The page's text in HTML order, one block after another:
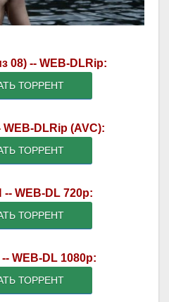
08) -- WEB-DLRip:
ТОРРЕНТ
DLRip (AVC):
ТОРРЕНТ
WEB-DL 720p:
ТОРРЕНТ
WEB-DL 1080p:
ТОРРЕНТ